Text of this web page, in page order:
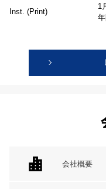
Inst. (Print)
1
会社概要